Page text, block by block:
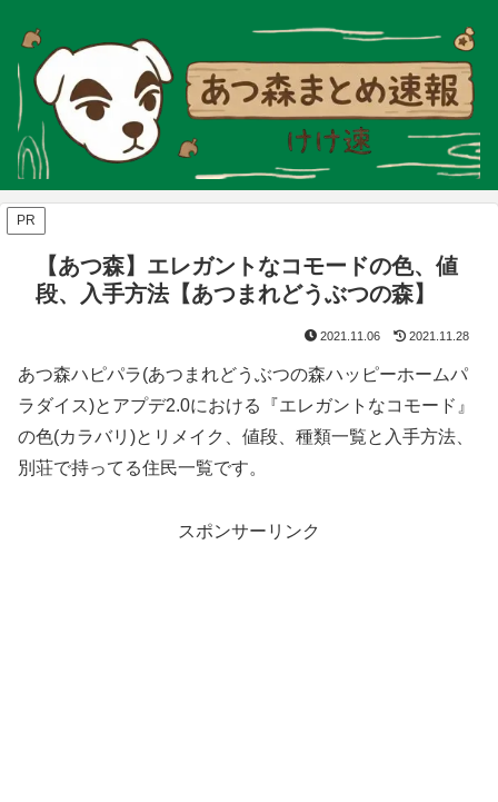
PR
【あつ森】エレガントなコモードの色、値
段、入手方法【あつまれどうぶつの森】
2021.11.06 2021.11.28
あつ森ハピパラ(あつまれどうぶつの森ハッピーホームパ
ラダイス)とアプデ2.0における『エレガントなコモード』
の色(カラバリ)とリメイク、値段、種類一覧と入手方法、
別荘で持ってる住民一覧です。
スポンサーリンク